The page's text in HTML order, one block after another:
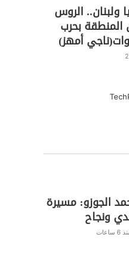
ولبنان.. الروس
بحرب
أمهز)
الجوزو: مسيرة
ونجاح
ساعات